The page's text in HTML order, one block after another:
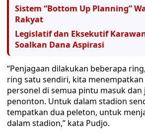
Sistem “Bottom Up Planning”
Rakyat
Legislatif dan Eksekutif
Soalkan Dana Aspirasi
“Penjagaan dilakukan beberapa
ring satu sendiri, kita
personel di semua pintu masuk
penonton. Untuk dalam stadion
tempatkan dua peleton, untuk
dalam stadion,” kata Pudjo.